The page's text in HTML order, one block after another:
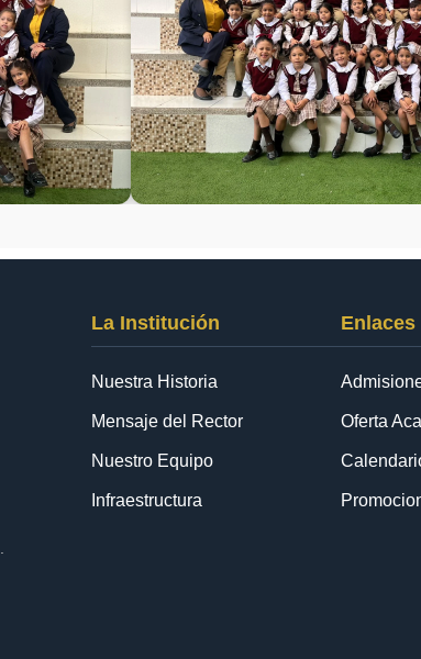
La Institución
Nuestra Historia
Mensaje del Rector
Nuestro Equipo
Infraestructura
Oferta